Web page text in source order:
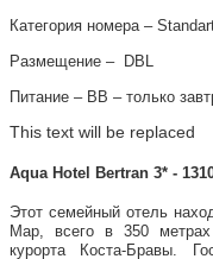
Категория номера –
Размещение – DBL
Питание – ВВ – только
This text will be replaced
Aqua Hotel Bertran 3* -
Этот семейный отель
Мар, всего в 350
курорта Коста-Бравы.